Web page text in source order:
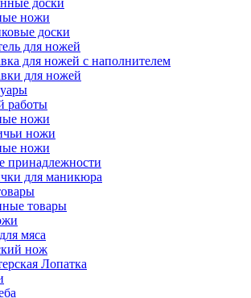
доски
ножи
доски
для ножей
для ножей с наполнителем
для ножей
работы
ножи
ножи
ножи
для маникюра
товары
мяса
нож
Лопатка